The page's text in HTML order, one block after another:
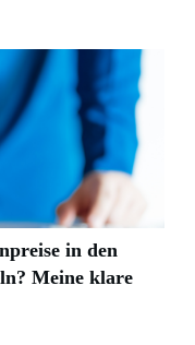
in den
Meine klare